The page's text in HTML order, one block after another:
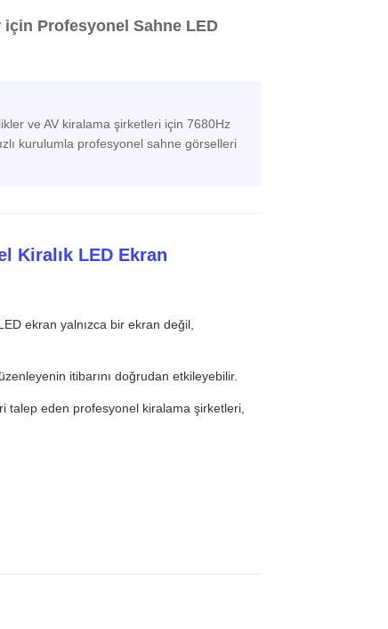
Profesyonel Sahne LED
ve AV kiralama şirketleri için 7680Hz
kurulumla profesyonel sahne görselleri
Kiralık LED Ekran
ekran yalnızca bir ekran değil,
itibarını doğrudan etkileyebilir.
talep eden profesyonel kiralama şirketleri,